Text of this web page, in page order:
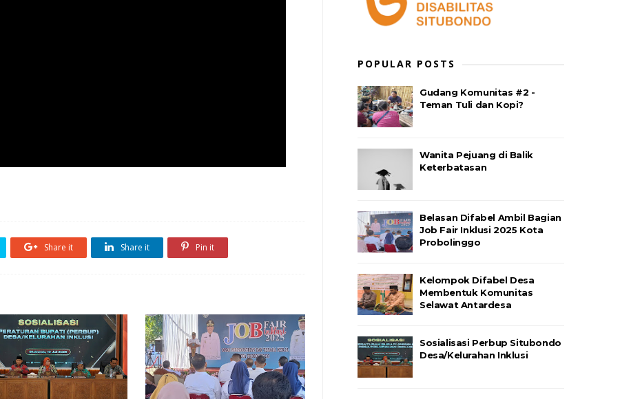
Share it Share it Pin it
POPULAR POSTS
Gudang Komunitas #2 -
Teman Tuli dan Kopi?
Wanita Pejuang di Balik
Keterbatasan
Belasan Difabel Ambil Bagian
Job Fair Inklusi 2025 Kota
Probolinggo
Kelompok Difabel Desa
Membentuk Komunitas
Selawat Antardesa
Sosialisasi Perbup Situbondo
Desa/Kelurahan Inklusi